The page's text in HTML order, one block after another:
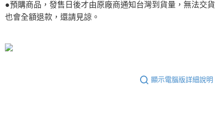
●預購商品，發售日後才由原廠商通知台灣到貨量，無法交貨
也會全額退款，還請見諒。
顯示電腦版詳細說明